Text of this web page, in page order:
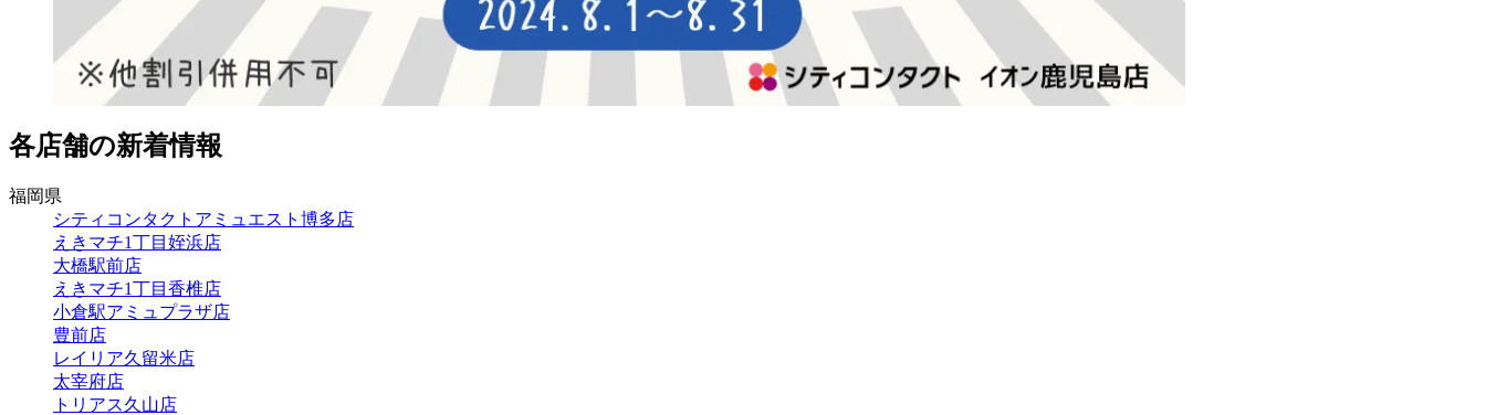
各店舗の新着情報
福岡県
シティコンタクトアミュエスト博多店
えきマチ1丁目姪浜店
大橋駅前店
えきマチ1丁目香椎店
小倉駅アミュプラザ店
豊前店
レイリア久留米店
太宰府店
トリアス久山店